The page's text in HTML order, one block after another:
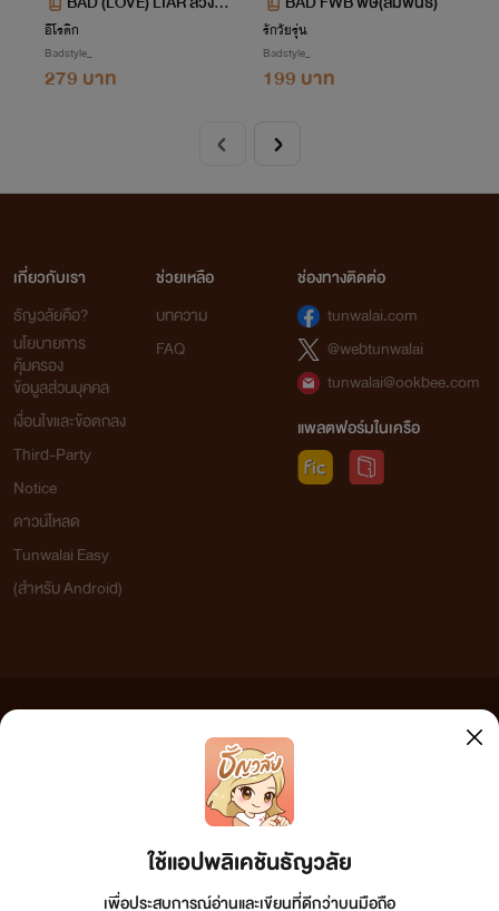
(ร้าย) 25+
อีโรติก
Badstyle_
279 บาท
รักวัยรุ่น
Badstyle_
199 บาท
ใช้แอปพลิเคชันธัญวลัย
เพื่อประสบการณ์อ่านและเขียนที่ดีกว่าบนมือถือ
เกี่ยวกับเรา
ธัญวลัยคือ?
นโยบายการ
คุ้มครอง
ข้อมูลส่วนบุคคล
เงื่อนไขและข้อตกลง
Third-Party
Notice
ดาวน์โหลด
Tunwalai Easy
(สำหรับ Android)
ช่วยเหลือ
บทความ
FAQ
ช่องทางติดต่อ
tunwalai.com
@webtunwalai
tunwalai@ookbee.com
แพลตฟอร์มในเครือ
เว็บไซต์แห่งนี้ไม่ได้เห็นด้วยและไม่ขอรับผิดชอบต่อข้อความใดๆ ทั้งสิ้น ดังนั้นผู้อ่านทุกท่านโปรดใช้
วิจารณญาณในการกลั่นกรองด้วยตนเอง และหากท่านพบข้อความใดๆ ที่ขัดต่อกฎหมายและศีลธรรม
กรุณาแจ้งมาที่ tunwalai@ookbee.com เพื่อทีมงานจะได้ดำเนินการในทันที ทั้งนี้ ทางเว็บไซต์ขอสงวน
ลิขสิทธิ์ตามพระราชบัญญัติลิขสิทธิ์ (ฉบับเพิ่มเติม) พ.ศ.2558